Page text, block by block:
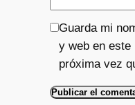
Guarda mi
y web en este
próxima vez